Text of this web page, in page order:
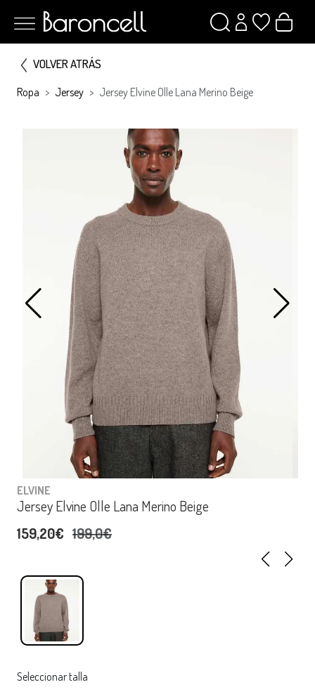
VOLVER ATRÁS
Ropa Jersey Jersey Elvine Olle Lana Merino Beige
ELVINE
Jersey Elvine Olle Lana Merino Beige
159,20€ 199,0€
Seleccionar talla